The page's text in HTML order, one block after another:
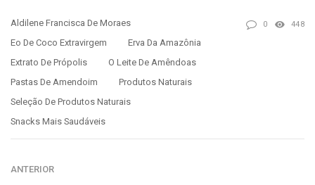
Aldilene Francisca De Moraes
Eo De Coco Extravirgem
Erva Da Amazônia
Extrato De Própolis
O Leite De Amêndoas
Pastas De Amendoim
Produtos Naturais
Seleção De Produtos Naturais
Snacks Mais Saudáveis
0 448
ANTERIOR